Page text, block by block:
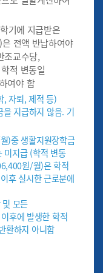
기에 지급받은
전액 반납하여야
조교수당,
적 변동일
여야 함
, 자퇴, 제적 등)
지급하지 않음. 기
)중 생활지원장학금
지급 (학적 변동
원/월)은 학적
후 실시한 근로분에
및 모든
후에 발생한 학적
환하지 아니함